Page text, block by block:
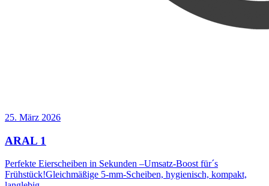
25. März 2026
ARAL 1
Perfekte Eierscheiben in Sekunden –Umsatz-Boost für´s
Frühstück!Gleichmäßige 5-mm-Scheiben, hygienisch, kompakt,